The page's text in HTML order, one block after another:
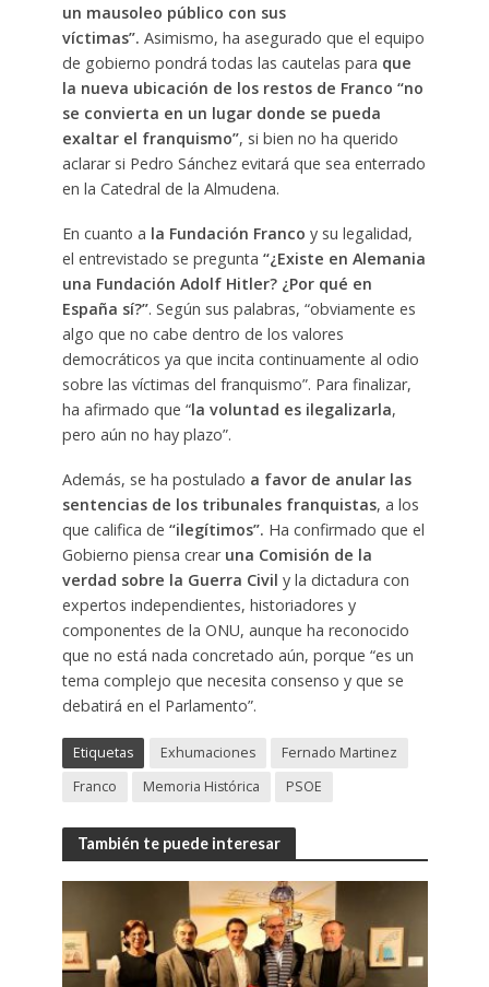
un mausoleo público con sus
víctimas”. Asimismo, ha asegurado que el equipo
de gobierno pondrá todas las cautelas para que
la nueva ubicación de los restos de Franco “no
se convierta en un lugar donde se pueda
exaltar el franquismo”, si bien no ha querido
aclarar si Pedro Sánchez evitará que sea enterrado
en la Catedral de la Almudena.
En cuanto a la Fundación Franco y su legalidad,
el entrevistado se pregunta “¿Existe en Alemania
una Fundación Adolf Hitler? ¿Por qué en
España sí?”. Según sus palabras, “obviamente es
algo que no cabe dentro de los valores
democráticos ya que incita continuamente al odio
sobre las víctimas del franquismo”. Para finalizar,
ha afirmado que “la voluntad es ilegalizarla,
pero aún no hay plazo”.
Además, se ha postulado a favor de anular las
sentencias de los tribunales franquistas, a los
que califica de “ilegítimos”. Ha confirmado que el
Gobierno piensa crear una Comisión de la
verdad sobre la Guerra Civil y la dictadura con
expertos independientes, historiadores y
componentes de la ONU, aunque ha reconocido
que no está nada concretado aún, porque “es un
tema complejo que necesita consenso y que se
debatirá en el Parlamento”.
Etiquetas Exhumaciones
Fernado Martinez
Franco
Memoria Histórica PSOE
También te puede interesar